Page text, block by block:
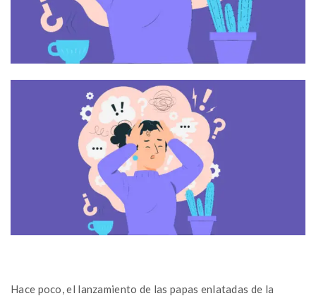
Hace poco, el lanzamiento de las papas enlatadas de la